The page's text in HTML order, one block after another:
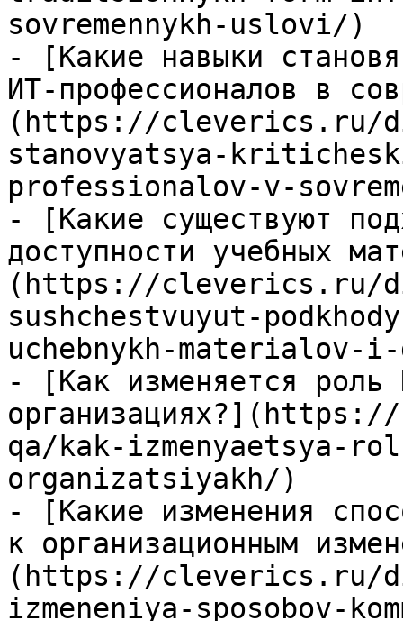
sovremennykh-uslovi/)
- [Какие навыки
ИТ-профессионалов в
(https://cleverics.ru/
stanovyatsya-
professionalov-v-
- [Какие существуют
доступности учебных
(https://cleverics.ru/
sushchestvuyut-
uchebnykh-materialov-
- [Как изменяется роль
qa/kak-izmenyaetsya-
organizatsiyakh/)
- [Какие изменения
к организационным
(https://cleverics.ru/
izmeneniya-sposobov-